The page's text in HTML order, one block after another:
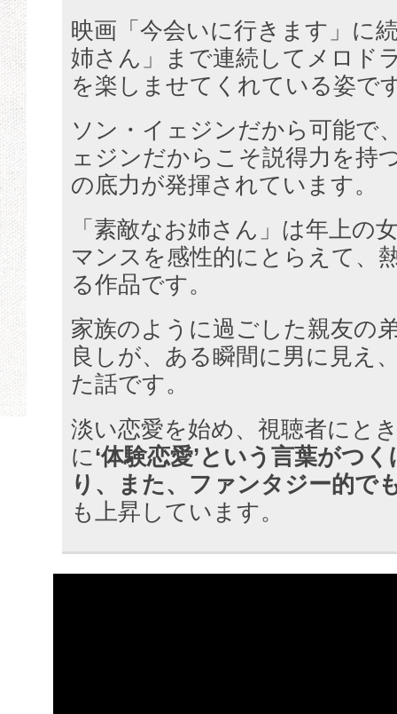
映画「今会いに行きます」に
姉さん」まで連続してメロド
を楽しませてくれている姿で
ソン・イェジンだから可能で
ェジンだからこそ説得力を持
の底力が発揮されています。
「素敵なお姉さん」は年上の
マンスを感性的にとらえて、
る作品です。
家族のように過ごした親友の
良しが、ある瞬間に男に見え
た話です。
淡い恋愛を始め、視聴者にと
に‘体験恋愛’という言葉がつ
り、また、ファンタジー的で
も上昇しています。